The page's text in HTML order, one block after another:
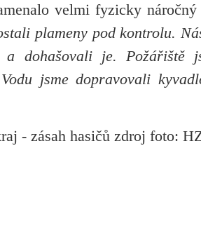
velmi fyzicky
plameny pod kontrolu.
a dohašovali je. Požářiště
jsme dopravovali